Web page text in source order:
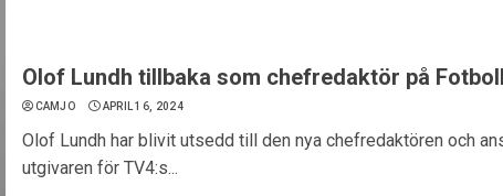
Olof Lundh tillbaka som chefredaktör på
CAMJO APRIL 16, 2024
Olof Lundh har blivit utsedd till den nya chefredaktören och
utgivaren för TV4:s...